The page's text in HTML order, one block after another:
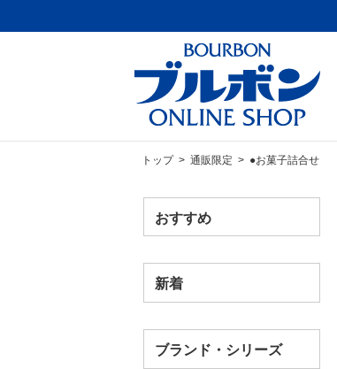
トップ> 通販限定 > ●お菓子詰合せ
おすすめ
新着
ブランド・シリーズ